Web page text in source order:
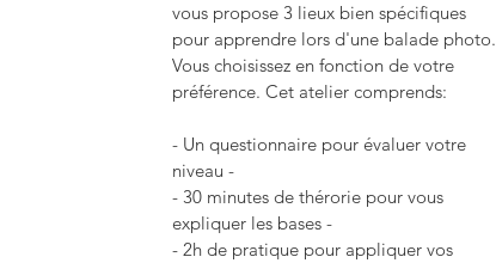
vous propose 3 lieux bien spécifiques
pour apprendre lors d'une balade photo.
Vous choisissez en fonction de votre
préférence. Cet atelier comprends:
- Un questionnaire pour évaluer votre
niveau -
- 30 minutes de thérorie pour vous
expliquer les bases -
- 2h de pratique pour appliquer vos